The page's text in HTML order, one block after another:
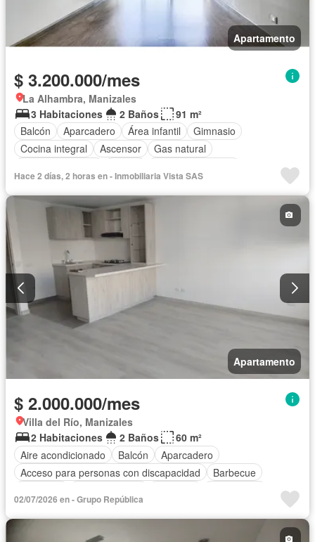
Apartamento
$ 3.200.000/mes
La Alhambra, Manizales
3 Habitaciones
2 Baños
91 m²
Balcón
Aparcadero Área infantil
Gimnasio
Cocina integral
Ascensor
Gas natural
Hace 2 días, 2 horas en - Inmobiliaria Vista SAS
Apartamento
$ 2.000.000/mes
Villa del Río, Manizales
2 Habitaciones
2 Baños
60 m²
Aire acondicionado
Balcón
Aparcadero
Acceso para personas con discapacidad
Barbecue
Vista panorámica
Sauna
02/07/2026 en - Grupo República